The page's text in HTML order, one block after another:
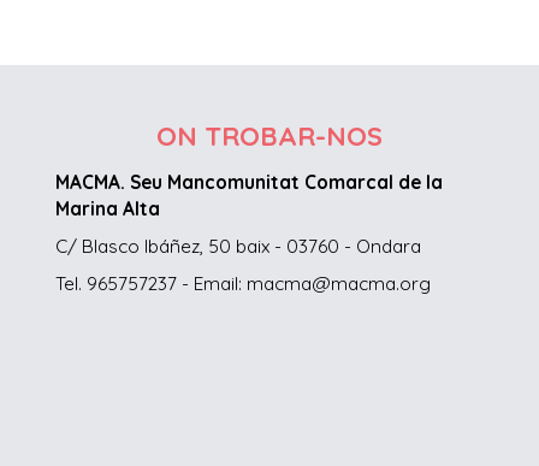
ON TROBAR-NOS
MACMA. Seu Mancomunitat Comarcal de la
Marina Alta
C/ Blasco Ibáñez, 50 baix - 03760 - Ondara
Tel. 965757237 - Email: macma@macma.org